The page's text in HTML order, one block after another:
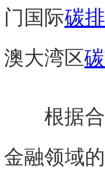
门国际碳
澳大湾区
根据合
金融领域